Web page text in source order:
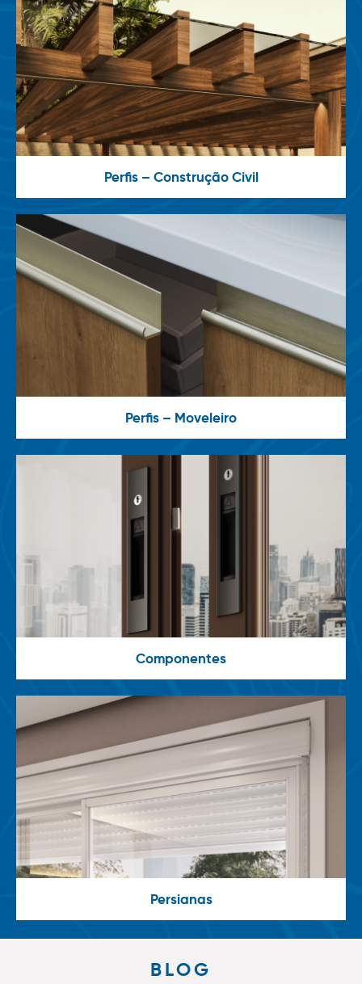
Perfis – Construção Civil
Perfis – Moveleiro
Componentes
Persianas
BLOG